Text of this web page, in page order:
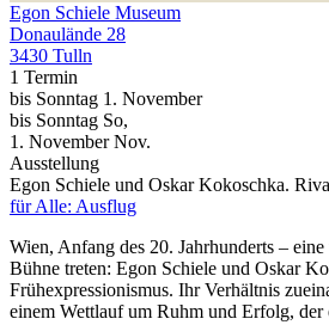
Egon Schiele Museum
Donaulände 28
3430 Tulln
1 Termin
bis Sonntag 1. November
bis Sonntag So,
1. November Nov.
Ausstellung
Egon Schiele und Oskar Kokoschka.
für Alle: Ausflug
Wien, Anfang des 20. Jahrhunderts –
Bühne treten: Egon Schiele und Oskar
Frühexpressionismus. Ihr Verhältnis
einem Wettlauf um Ruhm und Erfolg,